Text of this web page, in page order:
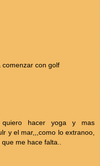
comenzar con golf
hacer yoga y mas
y el mar,,,como lo extranoo,
me hace falta..